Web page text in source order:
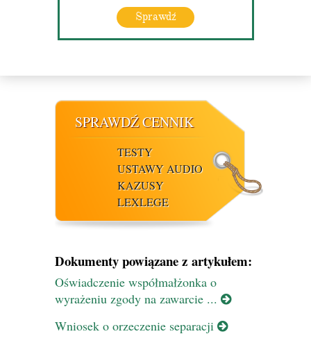
Sprawdź
SPRAWDŹ CENNIK
TESTY
USTAWY AUDIO
KAZUSY
LEXLEGE
Dokumenty powiązane z artykułem:
Oświadczenie współmałżonka o
wyrażeniu zgody na zawarcie ...
Wniosek o orzeczenie separacji